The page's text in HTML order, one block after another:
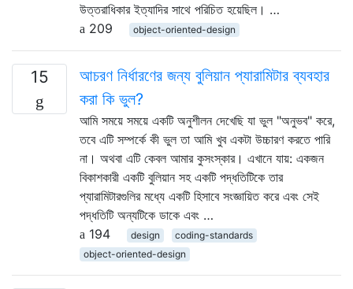
উত্তরাধিকার ইত্যাদির সাথে পরিচিত হয়েছিল। …
209
object-oriented-design
15
আচরণ নির্ধারণের জন্য বুলিয়ান প্যারামিটার ব্যবহার
করা কি ভুল?
আমি সময়ে সময়ে একটি অনুশীলন দেখেছি যা ভুল "অনুভব" করে,
তবে এটি সম্পর্কে কী ভুল তা আমি খুব একটা উচ্চারণ করতে পারি
না। অথবা এটি কেবল আমার কুসংস্কার। এখানে যায়: একজন
বিকাশকারী একটি বুলিয়ান সহ একটি পদ্ধতিটিকে তার
প্যারামিটারগুলির মধ্যে একটি হিসাবে সংজ্ঞায়িত করে এবং সেই
পদ্ধতিটি অন্যটিকে ডাকে এবং …
194
design
coding-standards
object-oriented-design